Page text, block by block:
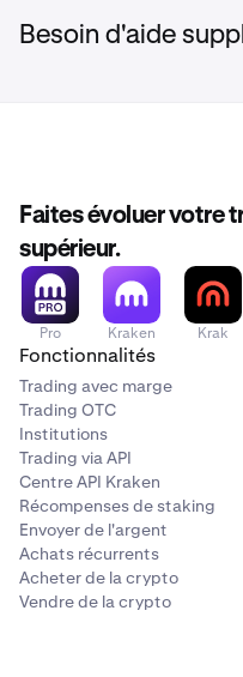
0% / 0,1%
0% / 0,1%
0,01% / 0,03%
50 000 000 $ – 100 000 000
0% / 0,1%
0,005% / 0,025%
100 000 000 $ – 250 000
0% / 0,08%
0% / 0,02%
Relationship Manager
objectifs.
Besoin d'aide
Faites évoluer votre
supérieur.
Pro Kraken Krak
Fonctionnalités
Trading avec marge
Trading OTC
Institutions
Trading via API
Centre API Kraken
Récompenses de staking
Envoyer de l'argent
Achats récurrents
Acheter de la crypto
Vendre de la crypto